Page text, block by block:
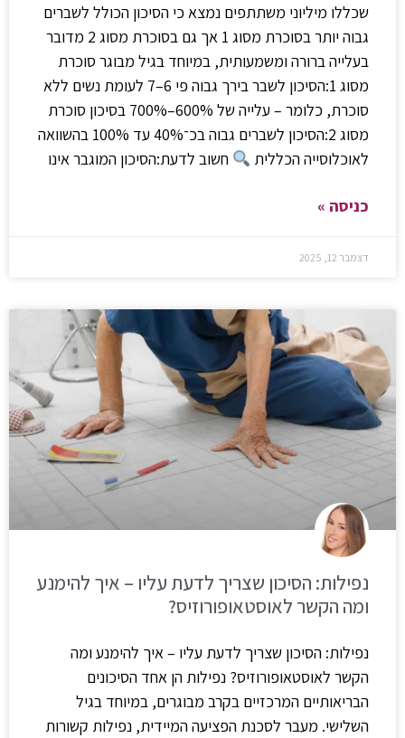
שכללו מיליוני משתתפים נמצא כי הסיכון הכולל לשברים
גבוה יותר בסוכרת מסוג 1 אך גם בסוכרת מסוג 2 מדובר
בעלייה ברורה ומשמעותית, במיוחד בגיל מבוגר סוכרת
מסוג 1:הסיכון לשבר בירך גבוה פי 6–7 לעומת נשים ללא
סוכרת, כלומר – עלייה של 600%–700% בסיכון סוכרת
מסוג 2:הסיכון לשברים גבוה בכ־40% עד 100% בהשוואה
לאוכלוסייה הכללית
חשוב לדעת:הסיכון המוגבר אינו
כניסה »
דצמבר 12, 2025
נפילות: הסיכון שצריך לדעת עליו – איך להימנע
ומה הקשר לאוסטאופורוזיס?
נפילות: הסיכון שצריך לדעת עליו – איך להימנע ומה
הקשר לאוסטאופורוזיס? נפילות הן אחד הסיכונים
הבריאותיים המרכזיים בקרב מבוגרים, במיוחד בגיל
השלישי. מעבר לסכנת הפציעה המיידית, נפילות קשורות